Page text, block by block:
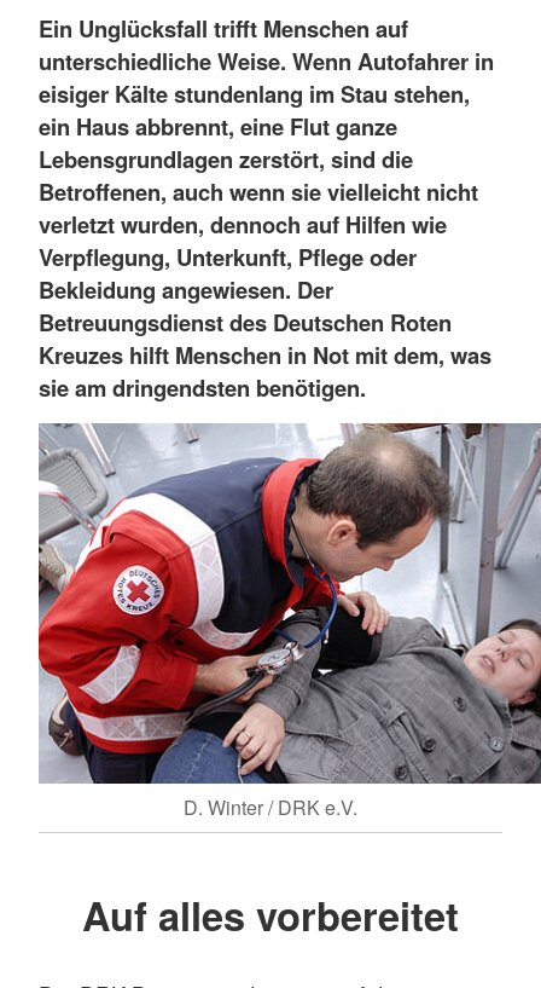
Ein Unglücksfall trifft Menschen auf
unterschiedliche Weise. Wenn Autofahrer in
eisiger Kälte stundenlang im Stau stehen,
ein Haus abbrennt, eine Flut ganze
Lebensgrundlagen zerstört, sind die
Betroffenen, auch wenn sie vielleicht nicht
verletzt wurden, dennoch auf Hilfen wie
Verpflegung, Unterkunft, Pflege oder
Bekleidung angewiesen. Der
Betreuungsdienst des Deutschen Roten
Kreuzes hilft Menschen in Not mit dem, was
sie am dringendsten benötigen.
D. Winter / DRK e.V.
Auf alles vorbereitet